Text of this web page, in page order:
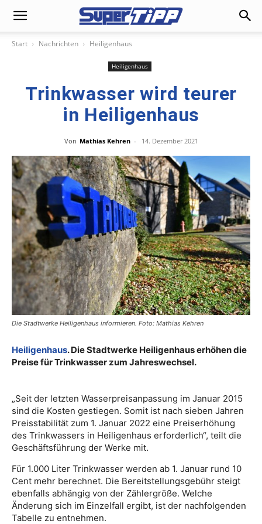
Start Nachrichten Heiligenhaus
Heiligenhaus
Trinkwasser wird teurer
in Heiligenhaus
Von Mathias Kehren - 14. Dezember 2021
Die Stadtwerke Heiligenhaus informieren. Foto: Mathias Kehren
Heiligenhaus. Die Stadtwerke Heiligenhaus erhöhen die
Preise für Trinkwasser zum Jahreswechsel.
„Seit der letzten Wasserpreisanpassung im Januar 2015
sind die Kosten gestiegen. Somit ist nach sieben Jahren
Preisstabilität zum 1. Januar 2022 eine Preiserhöhung
des Trinkwassers in Heiligenhaus erforderlich“, teilt die
Geschäftsführung der Werke mit.
Für 1.000 Liter Trinkwasser werden ab 1. Januar rund 10
Cent mehr berechnet. Die Bereitstellungsgebühr steigt
ebenfalls abhängig von der Zählergröße. Welche
Änderung sich im Einzelfall ergibt, ist der nachfolgenden
Tabelle zu entnehmen.